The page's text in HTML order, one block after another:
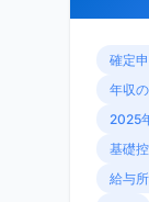
確定
年収
2025
基礎
給与